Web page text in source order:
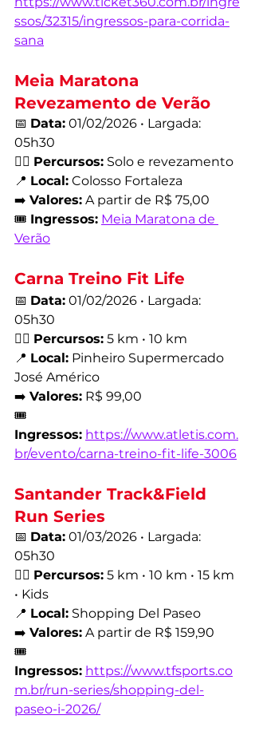
ssos/32315/ingressos-para-corrida-
sana
Meia Maratona
Revezamento de Verão
📅 Data: 01/02/2026 • Largada:
05h30
🏃‍♂️ Percursos: Solo e revezamento
📍 Local: Colosso Fortaleza
➡️ Valores: A partir de R$ 75,00
🎟️ Ingressos: Meia Maratona de
Verão
Carna Treino Fit Life
📅 Data: 01/02/2026 • Largada:
05h30
🏃‍♂️ Percursos: 5 km • 10 km
📍 Local: Pinheiro Supermercado
José Américo
➡️ Valores: R$ 99,00
🎟️
Ingressos: https://www.atletis.com.
br/evento/carna-treino-fit-life-3006
Santander Track&Field
Run Series
📅 Data: 01/03/2026 • Largada:
05h30
🏃‍♂️ Percursos: 5 km • 10 km • 15 km
• Kids
📍 Local: Shopping Del Paseo
➡️ Valores: A partir de R$ 159,90
🎟️
Ingressos: https://www.tfsports.co
m.br/run-series/shopping-del-
paseo-i-2026/